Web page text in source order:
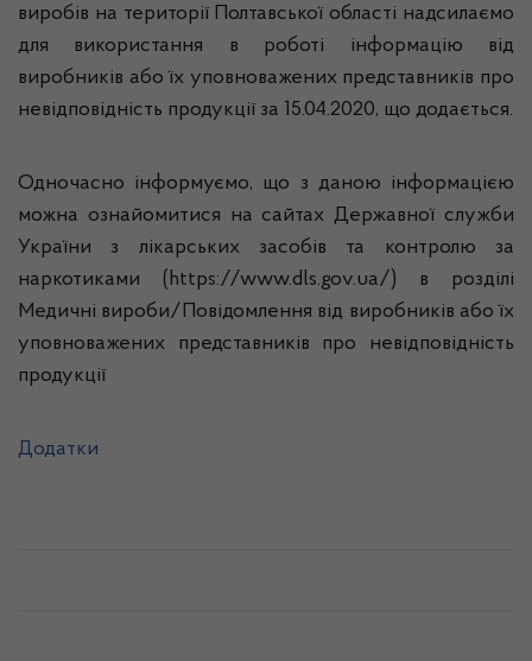
виробів на території Полтавської області надсилаємо
для використання в роботі інформацію від
виробників або їх уповноважених представників про
невідповідність продукції за 15.04.2020, що додається.
Одночасно інформуємо, що з даною інформацією
можна ознайомитися на сайтах Державної служби
України з лікарських засобів та контролю за
наркотиками (https://www.dls.gov.ua/) в розділі
Медичні вироби/Повідомлення від виробників або їх
уповноважених представників про невідповідність
продукції
Додатки